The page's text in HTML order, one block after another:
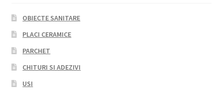
OBIECTE SANITARE
PLACI CERAMICE
PARCHET
CHITURI SI ADEZIVI
USI